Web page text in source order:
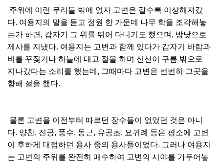
주위에 이런 무리들 밖에 없자 고변은 갈수록 이상해져갔
다. 여용지의 말을 듣고 정원 한 가운데 나무 학을 조각해놓
는가 하면, 갑자기 그 위를 뛰어 다니기도 했으며, 밤낮으로
제사를 지냈다. 여용지는 고변과 함께 있다가 갑자기 바람과
비를 꾸짖거나 하늘에 대고 절을 하며 신선이 구름 밖으로
지나갔다는 소리를 했는데, 그때마다 고변은 번번히 그곳을
향해 절을 했다.
물론 고변을 이전부터 따르던 장수들이 없었던 것은 아니
다. 양찬, 진공, 풍수, 동근, 유공초, 요귀례 등은 평소에 고변
이 후하게 대접하던 용사 중의 용사들이었다. 그러나 여용지
는 고변의 주위를 완전히 매수하여 고변의 시야를 가두어놓